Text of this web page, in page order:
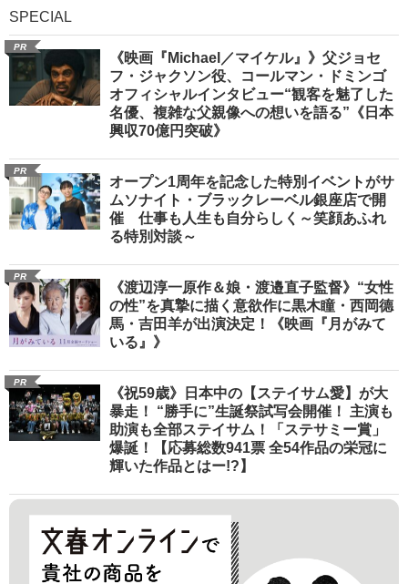
SPECIAL
PR
《映画『Michael／マイケル』》父ジョセ
フ・ジャクソン役、コールマン・ドミンゴ
オフィシャルインタビュー“観客を魅了した
名優、複雑な父親像への想いを語る”《日本
興収70億円突破》
PR
オープン1周年を記念した特別イベントがサ
ムソナイト・ブラックレーベル銀座店で開
催 仕事も人生も自分らしく～笑顔あふれ
る特別対談～
PR
《渡辺淳一原作＆娘・渡邉直子監督》“女性
の性”を真摯に描く意欲作に黒木瞳・西岡德
馬・吉田羊が出演決定！《映画『月がみて
いる』》
PR
《祝59歳》日本中の【ステイサム愛】が大
暴走！ “勝手に”生誕祭試写会開催！ 主演も
助演も全部ステイサム！「ステサミー賞」
爆誕！【応募総数941票 全54作品の栄冠に
輝いた作品とはー!?】